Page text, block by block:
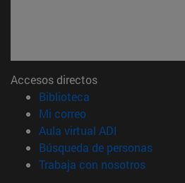
Accesos directos
Biblioteca
Mi correo(abre en nueva
Aula virtual ADI
Búsqueda de personas(abre
Trabaja con nosotros(abre